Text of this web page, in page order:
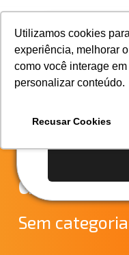
Utilizamos cookies
experiência, melhorar
como você interage
personalizar conteúdo.
Recusar Cookies
A Mastersul
#35 (no title)
Fique
da
da
Sem categoria